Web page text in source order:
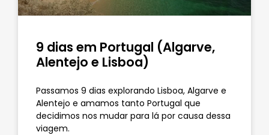
9 dias em Portugal (Algarve,
Alentejo e Lisboa)
Passamos 9 dias explorando Lisboa, Algarve e
Alentejo e amamos tanto Portugal que
decidimos nos mudar para lá por causa dessa
viagem.